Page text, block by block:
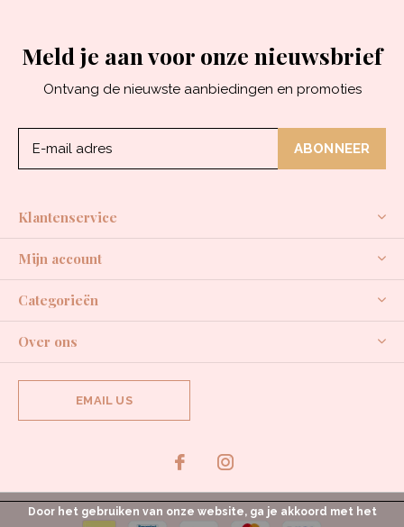
Meld je aan voor onze nieuwsbrief
Ontvang de nieuwste aanbiedingen en promoties
ABONNEER
Klantenservice
Mijn account
Categorieën
Over ons
EMAIL US
Door het gebruiken van onze website, ga je akkoord met het